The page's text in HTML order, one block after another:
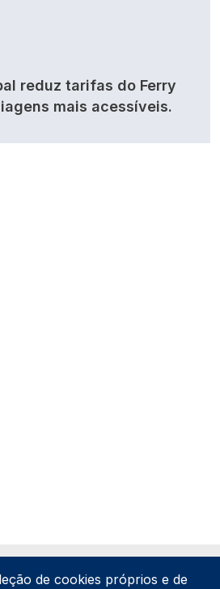
reduz tarifas do Ferry
mais acessíveis.
de cookies próprios e de